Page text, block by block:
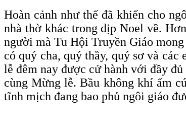
Hoàn cảnh như thế đã khiến cho
nhà thờ khác trong dịp Noel về.
người mà Tu Hội Truyền Giáo
có quý cha, quý thầy, quý sơ và
lễ đêm nay được cử hành với đầy
cùng Mừng lễ. Bầu không khí ấm
tĩnh mịch đang bao phủ ngôi giáo